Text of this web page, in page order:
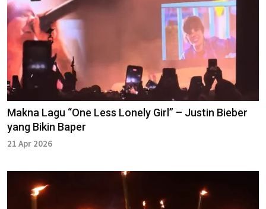
Makna Lagu “One Less Lonely Girl” – Justin Bieber
yang Bikin Baper
21 Apr 2026